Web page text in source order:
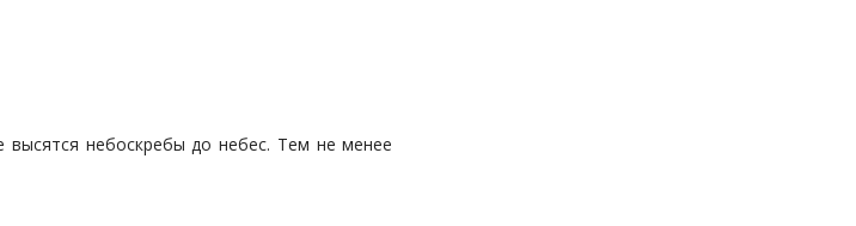
небоскребы до небес. Тем не менее